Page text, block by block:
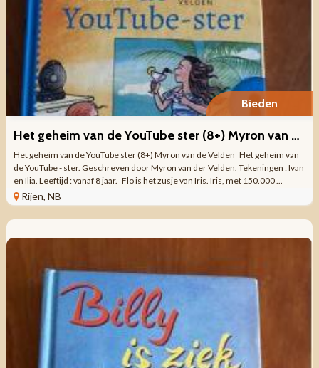
Bieden
Het geheim van de YouTube ster (8+) Myron van de Velden
Het geheim van de YouTube ster (8+) Myron van de Velden Het geheim van
de YouTube - ster. Geschreven door Myron van der Velden. Tekeningen : Ivan
en Ilia. Leeftijd : vanaf 8 jaar. Flo is het zusje van Iris. Iris, met 150.000 ...
Rijen, NB